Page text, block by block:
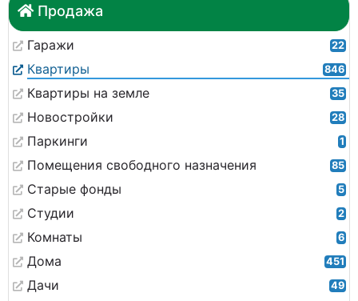
Продажа
Гаражи 22
Квартиры 846
Квартиры на земле 35
Новостройки 28
Паркинги 1
Помещения свободного назначения 85
Старые фонды 5
Студии 2
Комнаты 6
Дома 451
Дачи 49